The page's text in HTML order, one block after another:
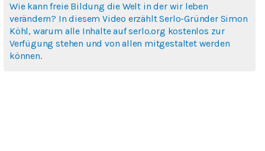
Wie kann freie Bildung die Welt in der wir leben
verändern? In diesem Video erzählt Serlo-Gründer Simon
Köhl, warum alle Inhalte auf serlo.org kostenlos zur
Verfügung stehen und von allen mitgestaltet werden
können.